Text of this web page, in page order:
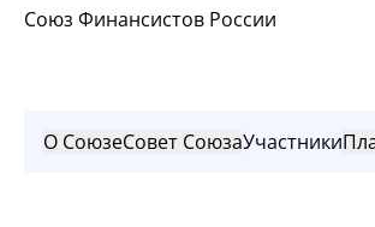
Союз Финансистов России
О СоюзеСовет СоюзаУчастники